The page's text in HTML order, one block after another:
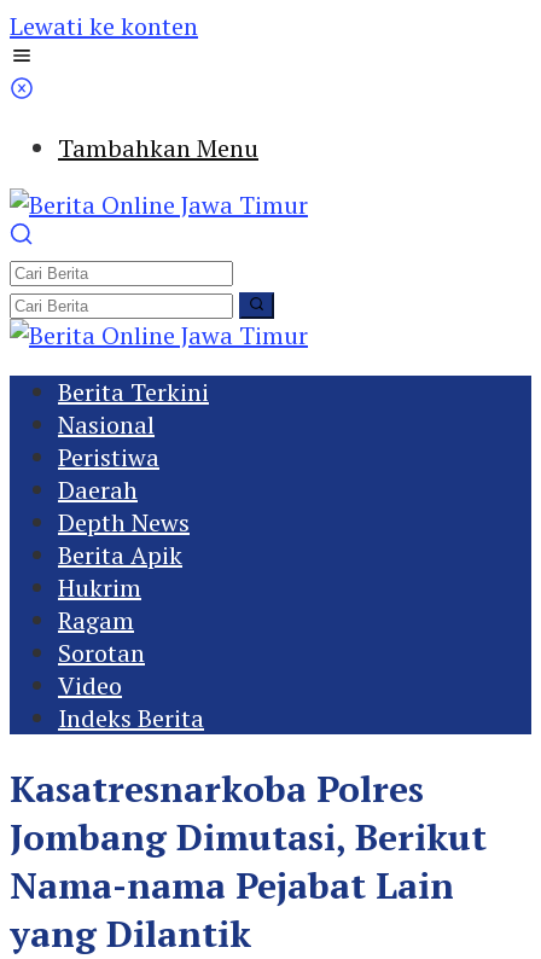
Lewati ke konten
Tambahkan Menu
Berita Terkini
Nasional
Peristiwa
Daerah
Depth News
Berita Apik
Hukrim
Ragam
Sorotan
Video
Indeks Berita
Kasatresnarkoba Polres
Jombang Dimutasi, Berikut
Nama-nama Pejabat Lain
yang Dilantik